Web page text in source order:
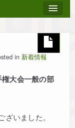
in 新着情報
大会一般の部
いました。